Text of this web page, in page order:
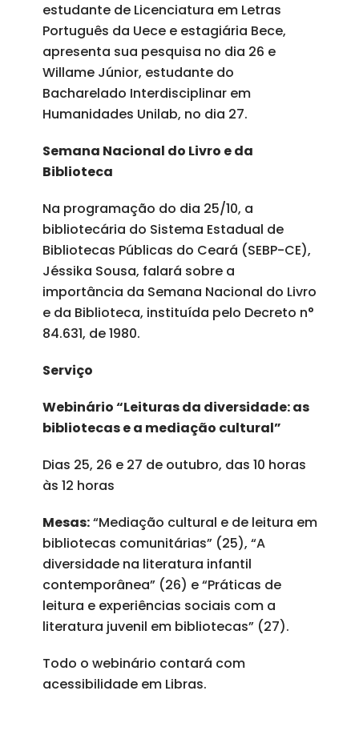
estudante de Licenciatura em Letras
Português da Uece e estagiária Bece,
apresenta sua pesquisa no dia 26 e
Willame Júnior, estudante do
Bacharelado Interdisciplinar em
Humanidades Unilab, no dia 27.
Semana Nacional do Livro e da
Biblioteca
Na programação do dia 25/10, a
bibliotecária do Sistema Estadual de
Bibliotecas Públicas do Ceará (SEBP-CE),
Jéssika Sousa, falará sobre a
importância da Semana Nacional do Livro
e da Biblioteca, instituída pelo Decreto n°
84.631, de 1980.
Serviço
Webinário “Leituras da diversidade: as
bibliotecas e a mediação cultural”
Dias 25, 26 e 27 de outubro, das 10 horas
às 12 horas
Mesas:“Mediação cultural e de leitura em
bibliotecas comunitárias” (25), “A
diversidade na literatura infantil
contemporânea” (26) e “Práticas de
leitura e experiências sociais com a
literatura juvenil em bibliotecas” (27).
Todo o webinário contará com
acessibilidade em Libras.